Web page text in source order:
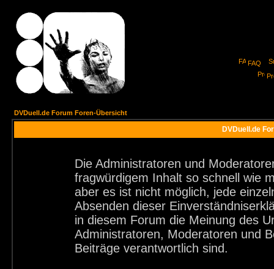
FAQ
DVDuell.de Forum Foren-Übersicht
DVDuell.de
Die Administratoren und
fragwürdigem Inhalt so schnell wie
aber es ist nicht möglich, jede
Absenden dieser
in diesem Forum die Meinung des
Administratoren, Moderatoren und
Beiträge verantwortlich sind.